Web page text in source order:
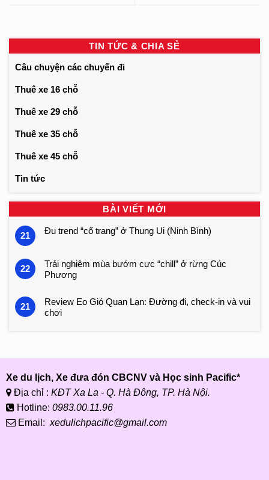
TIN TỨC & CHIA SẺ
Câu chuyện các chuyến đi
Thuê xe 16 chỗ
Thuê xe 29 chỗ
Thuê xe 35 chỗ
Thuê xe 45 chỗ
Tin tức
BÀI VIẾT MỚI
21 Đu trend “cổ trang” ở Thung Ui (Ninh Bình)
22
Trải nghiệm mùa bướm cực “chill” ở rừng Cúc
Phương
21
Review Eo Gió Quan Lạn: Đường đi, check-in và vui
chơi
Xe du lịch, Xe đưa đón CBCNV và Học sinh Pacific*
Địa chỉ : KĐT Xa La - Q. Hà Đông, TP. Hà Nội.
Hotline: 0983.00.11.96
Email: xedulichpacific@gmail.com